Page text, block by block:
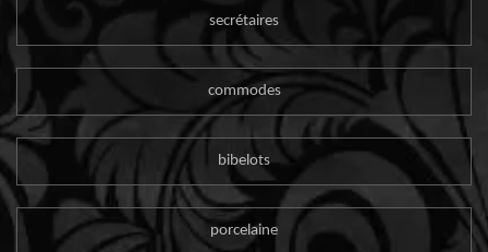
secrétaires
commodes
bibelots
porcelaine